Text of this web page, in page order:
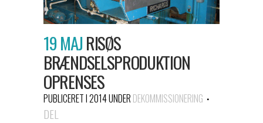
19 MAJRISØS
BRÆNDSELSPRODUKTION
OPRENSES
PUBLICERET I 2014UNDER DEKOMMISSIONERING
DEL